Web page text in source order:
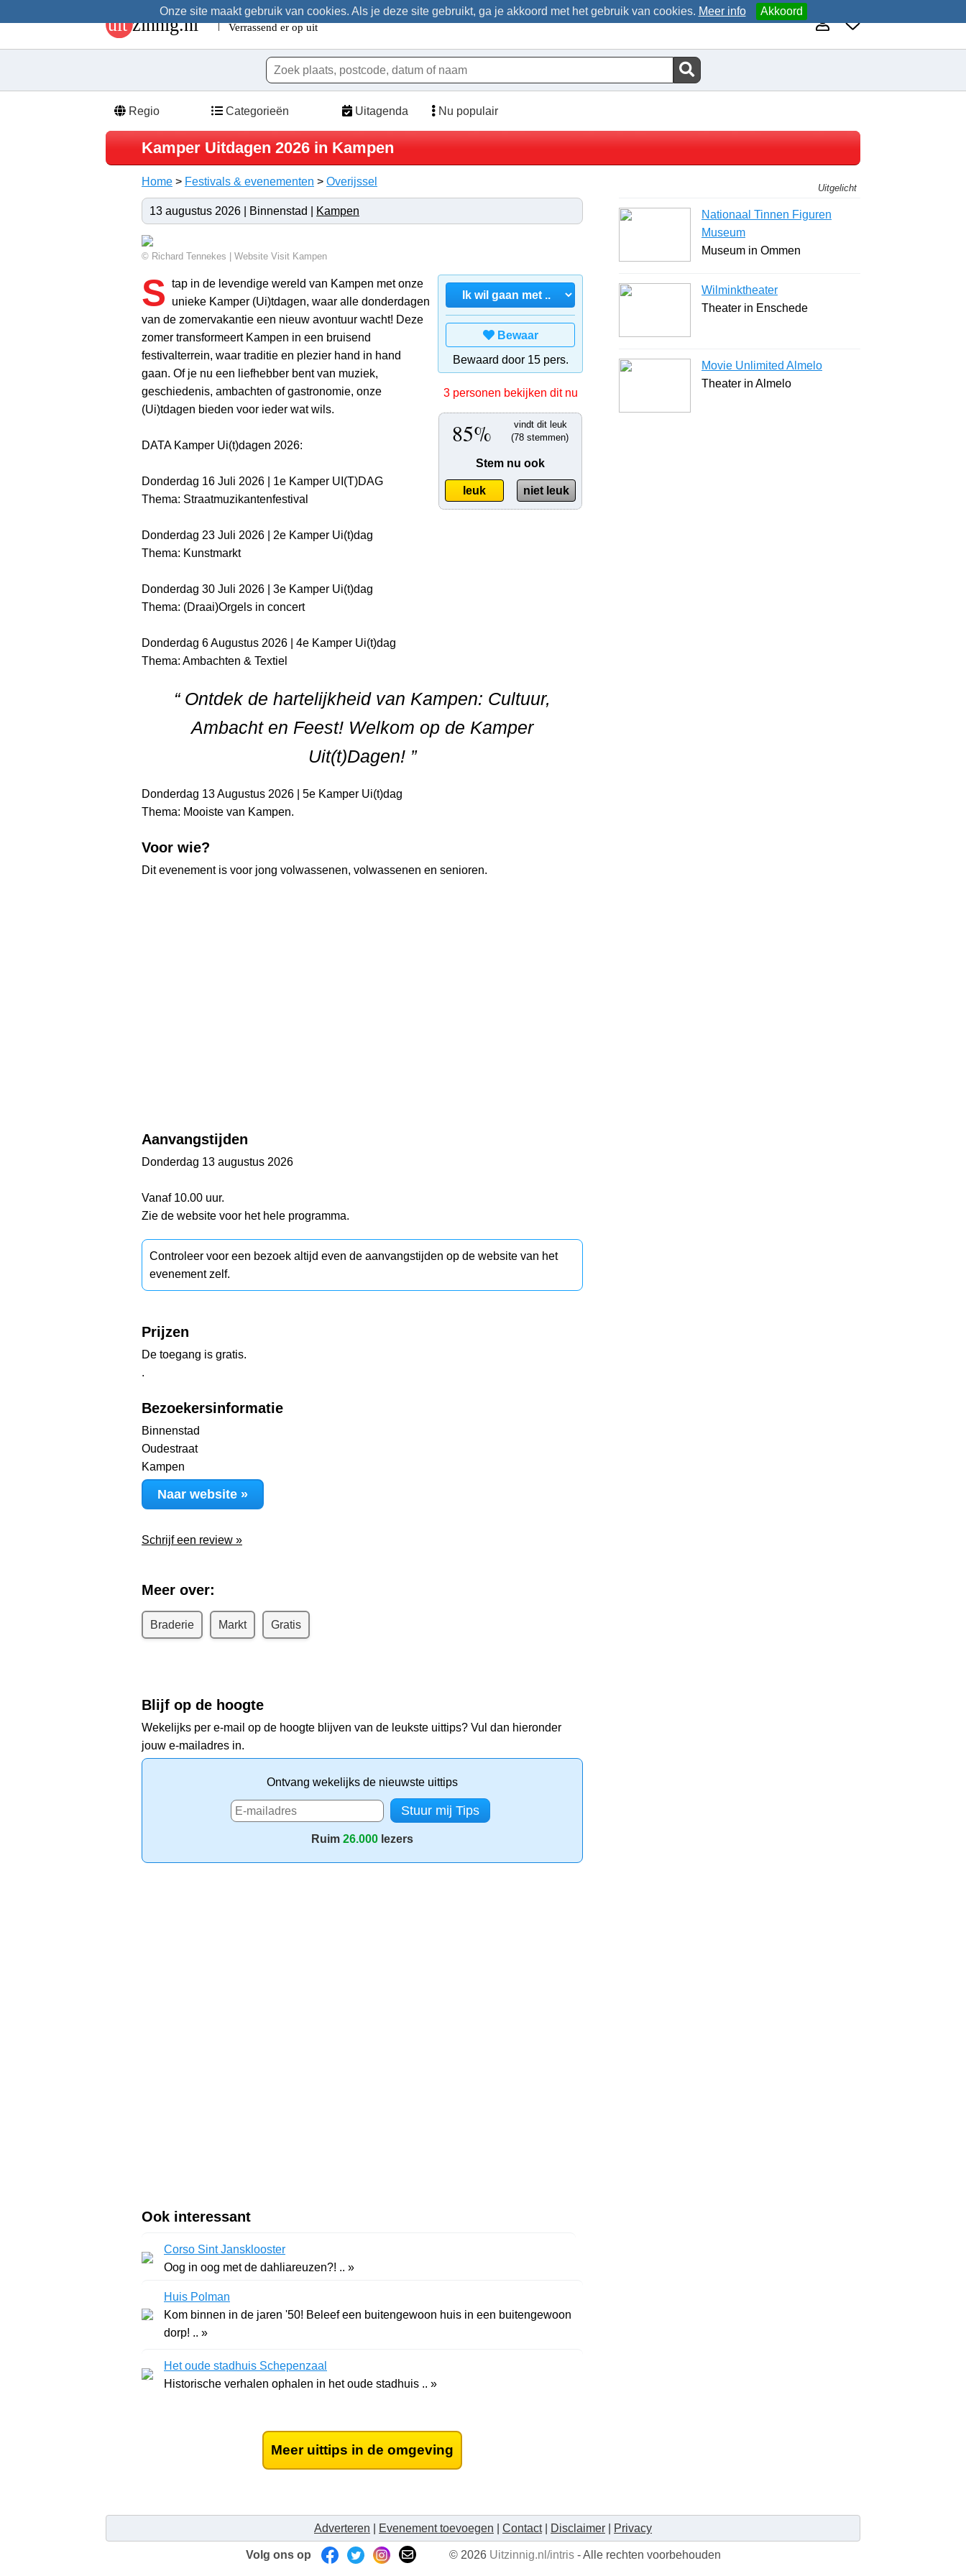
Onze site maakt gebruik van cookies. Als je deze site gebruikt, ga je akkoord met het gebruik van cookies. Meer info Akkoord
Regio Categorieën Uitagenda Nu populair
Kamper Uitdagen 2026 in Kampen
Home > Festivals & evenementen > Overijssel
13 augustus 2026 | Binnenstad | Kampen
© Richard Tennekes | Website Visit Kampen
Bewaar
Bewaard door 15 pers.
3 personen bekijken dit nu
vindt dit leuk
(78 stemmen)
85%
Stem nu ook
leuk niet leuk
S tap in de levendige wereld van Kampen met onze
unieke Kamper (Ui)tdagen, waar alle donderdagen
van de zomervakantie een nieuw avontuur wacht! Deze
zomer transformeert Kampen in een bruisend
festivalterrein, waar traditie en plezier hand in hand
gaan. Of je nu een liefhebber bent van muziek,
geschiedenis, ambachten of gastronomie, onze
(Ui)tdagen bieden voor ieder wat wils.
DATA Kamper Ui(t)dagen 2026:
Donderdag 16 Juli 2026 | 1e Kamper UI(T)DAG
Thema: Straatmuzikantenfestival
Donderdag 23 Juli 2026 | 2e Kamper Ui(t)dag
Thema: Kunstmarkt
Donderdag 30 Juli 2026 | 3e Kamper Ui(t)dag
Thema: (Draai)Orgels in concert
Donderdag 6 Augustus 2026 | 4e Kamper Ui(t)dag
Thema: Ambachten & Textiel
“ Ontdek de hartelijkheid van Kampen: Cultuur,
Ambacht en Feest! Welkom op de Kamper
Uit(t)Dagen! ”
Donderdag 13 Augustus 2026 | 5e Kamper Ui(t)dag
Thema: Mooiste van Kampen.
Voor wie?
Dit evenement is voor jong volwassenen, volwassenen en senioren.
Aanvangstijden
Donderdag 13 augustus 2026
Vanaf 10.00 uur.
Zie de website voor het hele programma.
Controleer voor een bezoek altijd even de aanvangstijden op de website van het
evenement zelf.
Prijzen
De toegang is gratis.
.
Bezoekersinformatie
Binnenstad
Oudestraat
Kampen
Naar website »
Schrijf een review »
Meer over:
Braderie Markt Gratis
Blijf op de hoogte
Wekelijks per e-mail op de hoogte blijven van de leukste uittips? Vul dan hieronder
jouw e-mailadres in.
Ontvang wekelijks de nieuwste uittips
Ruim 26.000 lezers
Ook interessant
Corso Sint Jansklooster
Oog in oog met de dahliareuzen?! .. »
Huis Polman
Kom binnen in de jaren '50! Beleef een buitengewoon huis in een buitengewoon
dorp! .. »
Het oude stadhuis Schepenzaal
Historische verhalen ophalen in het oude stadhuis .. »
Meer uittips in de omgeving
Uitgelicht
Nationaal Tinnen Figuren
Museum
Museum in Ommen
Wilminktheater
Theater in Enschede
Movie Unlimited Almelo
Theater in Almelo
Adverteren Evenement toevoegen Contact| Disclaimer Privacy
Volg ons op © 2026 Uitzinnig.nl/intris- Alle rechten voorbehouden